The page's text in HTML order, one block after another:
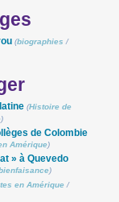
(biographies /
(Histoire de
)
de Colombie
Amérique)
» à Quevedo
)
en Amérique /